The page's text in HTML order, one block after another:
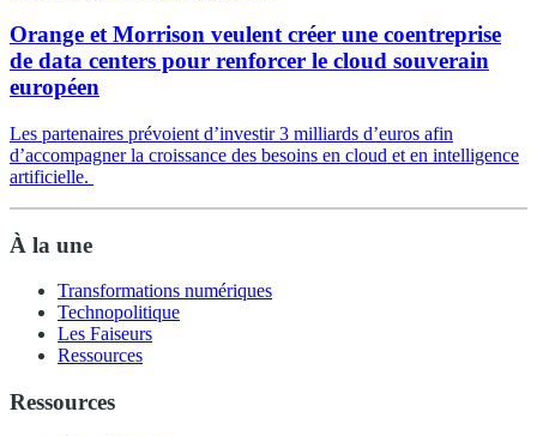
Orange et Morrison veulent créer une coentreprise
de data centers pour renforcer le cloud souverain
européen
Les partenaires prévoient d’investir 3 milliards d’euros afin
d’accompagner la croissance des besoins en cloud et en intelligence
artificielle.
À la une
Transformations numériques
Technopolitique
Les Faiseurs
Ressources
Ressources